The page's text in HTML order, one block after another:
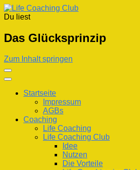
Du liest
Das Glücksprinzip
Zum Inhalt springen
Startseite
Impressum
AGBs
Coaching
Life Coaching
Life Coaching Club
Idee
Nutzen
Die Vorteile